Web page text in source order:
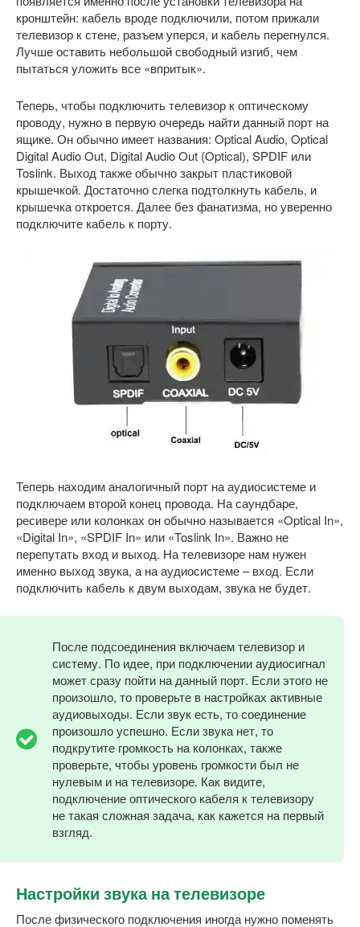
кронштейн: кабель вроде подключили, потом прижали
телевизор к стене, разъем уперся, и кабель перегнулся.
Лучше оставить небольшой свободный изгиб, чем
пытаться уложить все «впритык».
Теперь, чтобы подключить телевизор к оптическому
проводу, нужно в первую очередь найти данный порт на
ящике. Он обычно имеет названия: Optical Audio, Optical
Digital Audio Out, Digital Audio Out (Optical), SPDIF или
Toslink. Выход также обычно закрыт пластиковой
крышечкой. Достаточно слегка подтолкнуть кабель, и
крышечка откроется. Далее без фанатизма, но уверенно
подключите кабель к порту.
Теперь находим аналогичный порт на аудиосистеме и
подключаем второй конец провода. На саундбаре,
ресивере или колонках он обычно называется «Optical In»,
«Digital In», «SPDIF In» или «Toslink In». Важно не
перепутать вход и выход. На телевизоре нам нужен
именно выход звука, а на аудиосистеме – вход. Если
подключить кабель к двум выходам, звука не будет.
После подсоединения включаем телевизор и
систему. По идее, при подключении аудиосигнал
может сразу пойти на данный порт. Если этого не
произошло, то проверьте в настройках активные
аудиовыходы. Если звук есть, то соединение
произошло успешно. Если звука нет, то
подкрутите громкость на колонках, также
проверьте, чтобы уровень громкости был не
нулевым и на телевизоре. Как видите,
подключение оптического кабеля к телевизору
не такая сложная задача, как кажется на первый
взгляд.
Настройки звука на телевизоре
После физического подключения иногда нужно поменять